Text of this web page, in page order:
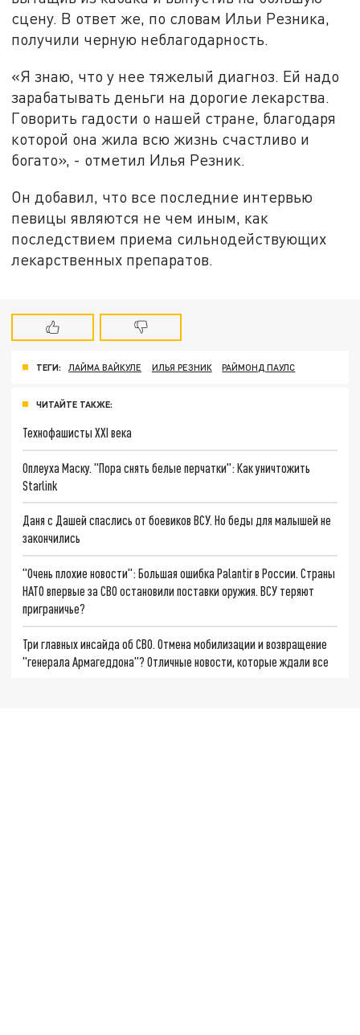
сцену. В ответ же, по словам Ильи Резника,
получили черную неблагодарность.
«Я знаю, что у нее тяжелый диагноз. Ей надо
зарабатывать деньги на дорогие лекарства.
Говорить гадости о нашей стране, благодаря
которой она жила всю жизнь счастливо и
богато», - отметил Илья Резник.
Он добавил, что все последние интервью
певицы являются не чем иным, как
последствием приема сильнодействующих
лекарственных препаратов.
ТЕГИ: ЛАЙМА ВАЙКУЛЕ ИЛЬЯ РЕЗНИК РАЙМОНД ПАУЛС
ЧИТАЙТЕ ТАКЖЕ:
Технофашисты XXI века
Оплеуха Маску. "Пора снять белые перчатки": Как уничтожить
Starlink
Даня с Дашей спаслись от боевиков ВСУ. Но беды для малышей не
закончились
"Очень плохие новости": Большая ошибка Palantir в России. Страны
НАТО впервые за СВО остановили поставки оружия. ВСУ теряют
приграничье?
Три главных инсайда об СВО. Отмена мобилизации и возвращение
"генерала Армагеддона"? Отличные новости, которые ждали все